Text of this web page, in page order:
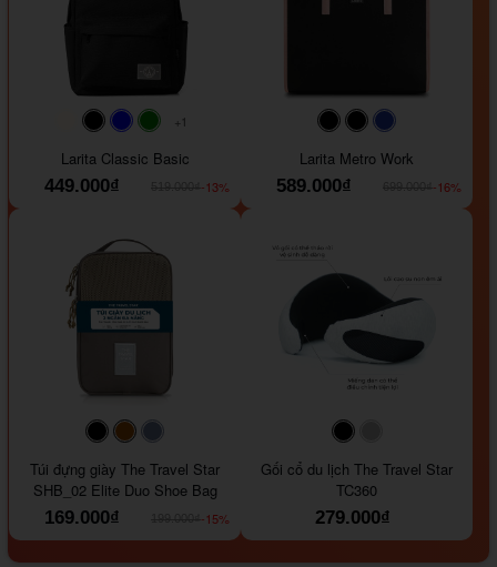
#faf0e6#000000#0000FF
+1
Larita Classic Basic
449.000₫
-13%
#000000#000000
Larita Metro Work
589.000₫
-16%
#000000#964B00
Túi đựng giày The Travel Star
SHB_02 Elite Duo Shoe Bag
169.000₫
-15%
Gối cổ du lịch The Travel Star
TC360
279.000₫